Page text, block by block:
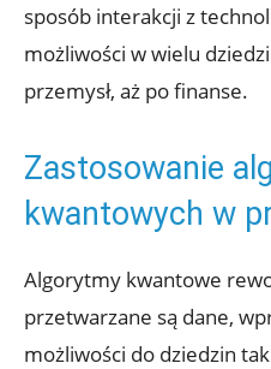
sposób interakcji z
możliwości w wielu
przemysł, aż po finanse.
Zastosowanie
kwantowych w
Algorytmy kwantowe
przetwarzane są dane,
możliwości do dziedzin